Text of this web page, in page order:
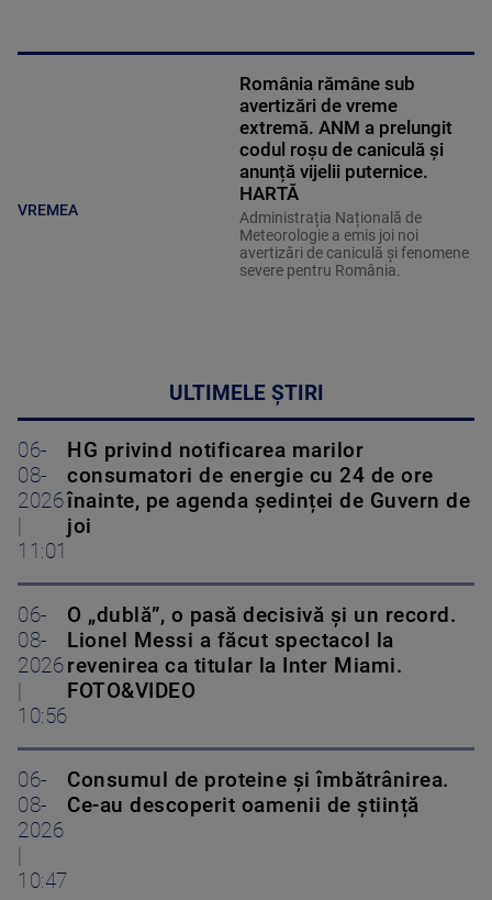
VREMEA
România rămâne sub
avertizări de vreme
extremă. ANM a prelungit
codul roșu de caniculă și
anunță vijelii puternice.
HARTĂ
Administrația Națională de
Meteorologie a emis joi noi
avertizări de caniculă și fenomene
severe pentru România.
ULTIMELE ȘTIRI
06-
08-
2026
|
11:01
HG privind notificarea marilor
consumatori de energie cu 24 de ore
înainte, pe agenda ședinței de Guvern de
joi
06-
08-
2026
|
10:56
O „dublă”, o pasă decisivă și un record.
Lionel Messi a făcut spectacol la
revenirea ca titular la Inter Miami.
FOTO&VIDEO
06-
08-
2026
|
10:47
Consumul de proteine și îmbătrânirea.
Ce-au descoperit oamenii de știință